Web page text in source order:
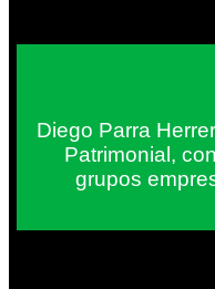
Diego Parra
Patrimonial,
grupos